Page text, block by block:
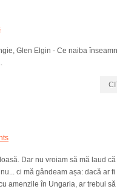
Glen Elgin - Ce naiba
Dar nu vroiam să mă laud
ci mă gândeam așa: dacă ar
amenzile în Ungaria, ar trebui